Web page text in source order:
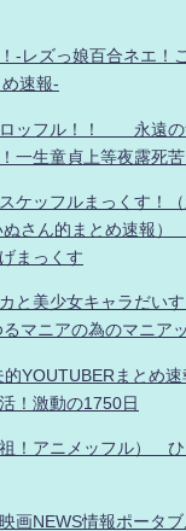
-レズっ娘百合ネエ！
速報-
ロッフル！！ 永遠
一生童貞上等夜露死苦
ケッフルまっくす！
ぬさん的まとめ速報
まっくす
と美少女キャラだい
マニアの為のマニア
YOUTUBERまとめ
！激動の1750日
！アニメッフル）
画NEWS情報ポータ